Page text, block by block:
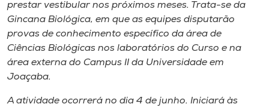
Rádio
Museu
Unoesc
Store
prestar vestibular nos próximos meses. Trata-se da
Gincana Biológica, em que as equipes disputarão
provas de conhecimento específico da área de
Ciências Biológicas nos laboratórios do Curso e na
área externa do Campus II da Universidade em
Joaçaba.
A atividade ocorrerá no dia 4 de junho. Iniciará às